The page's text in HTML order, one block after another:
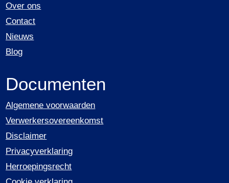
Over ons
Contact
Nieuws
Blog
Documenten
Algemene voorwaarden
Verwerkersovereenkomst
Disclaimer
Privacyverklaring
Herroepingsrecht